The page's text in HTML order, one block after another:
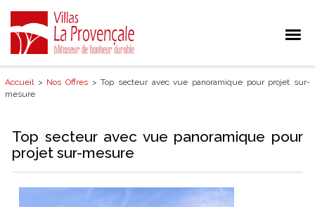
Accueil> Nos Offres > Top secteur avec vue panoramique pour projet sur-
mesure
Top secteur avec vue panoramique pour
projet sur-mesure